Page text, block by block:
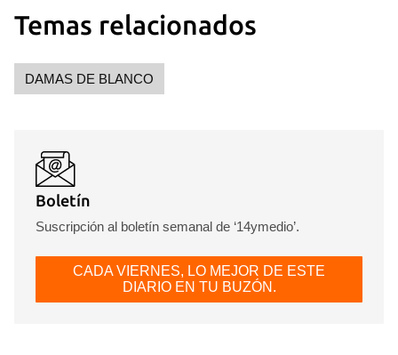
Temas relacionados
DAMAS DE BLANCO
Boletín
Suscripción al boletín semanal de ‘14ymedio’.
CADA VIERNES, LO MEJOR DE ESTE
DIARIO EN TU BUZÓN.